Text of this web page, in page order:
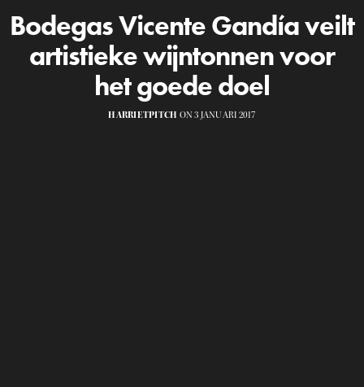
Bodegas Vicente Gandía veilt
artistieke wijntonnen voor
het goede doel
HARRIETPITCH ON 3 JANUARI 2017